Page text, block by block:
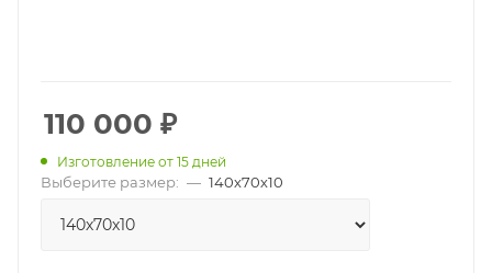
110 000 ₽
Изготовление от 15 дней
Выберите размер: — 140х70х10